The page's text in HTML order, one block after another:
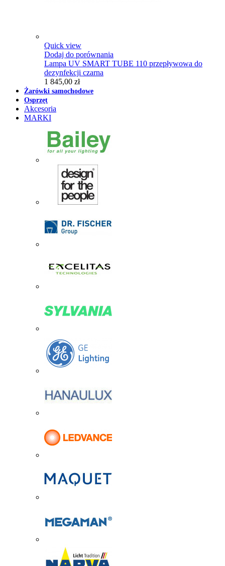
Quick view
Dodaj do porównania
Lampa UV SMART TUBE 110 przepływowa do
dezynfekcji czarna
1 845,00 zł
Żarówki samochodowe
Osprzęt
Akcesoria
MARKI